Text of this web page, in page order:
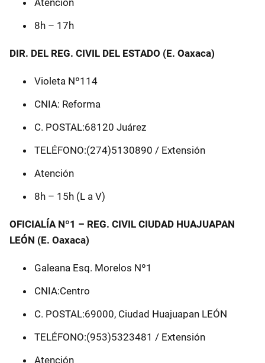
Atención
8h – 17h
DIR. DEL REG. CIVIL DEL ESTADO (E. Oaxaca)
Violeta Nº114
CNIA: Reforma
C. POSTAL:68120 Juárez
TELÉFONO:(274)5130890 / Extensión
Atención
8h – 15h (L a V)
OFICIALÍA Nº1 – REG. CIVIL CIUDAD HUAJUAPAN
LEÓN (E. Oaxaca)
Galeana Esq. Morelos Nº1
CNIA:Centro
C. POSTAL:69000, Ciudad Huajuapan LEÓN
TELÉFONO:(953)5323481 / Extensión
Atención